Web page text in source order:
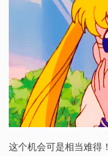
这个机会可是相当难得！